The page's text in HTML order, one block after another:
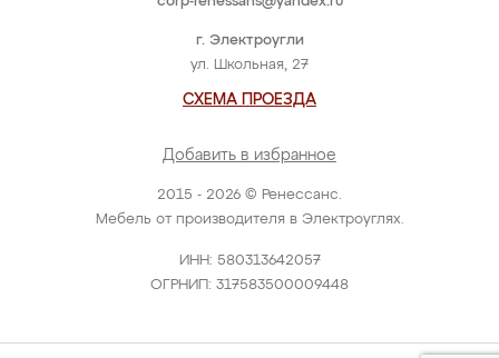
2015 - 2026 © Ренессанс.
Мебель от производителя в Электроуглях.
ИНН: 580313642057
ОГРНИП: 317583500009448
г. Электроугли
ул. Школьная, 27
СХЕМА ПРОЕЗДА
Добавить в избранное